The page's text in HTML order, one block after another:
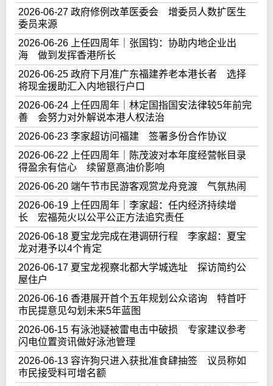
2026-06-27 政府修例改革医委会 增委员人数扩医生
委员来源
2026-06-26 上任四周年｜张国钧：协助内地企业出
海 做到发挥香港所长
2026-06-25 政府下月准广东福建养老本港长者 选择
将现金援助汇入内地银行户口
2026-06-24 上任四周年｜林定国指国安法律较5年前完
善 会努力对外解说本港人权法治
2026-06-23 李家超访问福建 签署多份合作协议
2026-06-22 上任四周年｜陈茂波对本年度经营帐目录
得盈余有信心 续留意高油价影响
2026-06-20 端午节市民游客观赏龙舟竞渡 气氛热闹
2026-06-19 上任四周年｜李家超：任内经济持续增
长 宏福苑火以公平公正方法追究责任
2026-06-18 夏宝龙完成在港调研行程 李家超：夏宝
龙对港予以4个肯定
2026-06-17 夏宝龙视察北都大学城选址 探访简约公
屋住户
2026-06-16 香港展开首个五年规划公众谘询 特首吁
市民提意见勾划未来5年蓝图
2026-06-15 有泳池疑被雷电击中破损 专家建议参考
闪电位置资讯做好泳池管理
2026-06-13 容许狗只进入获批准食肆抽签 议员称如
巿民接受料可增名额